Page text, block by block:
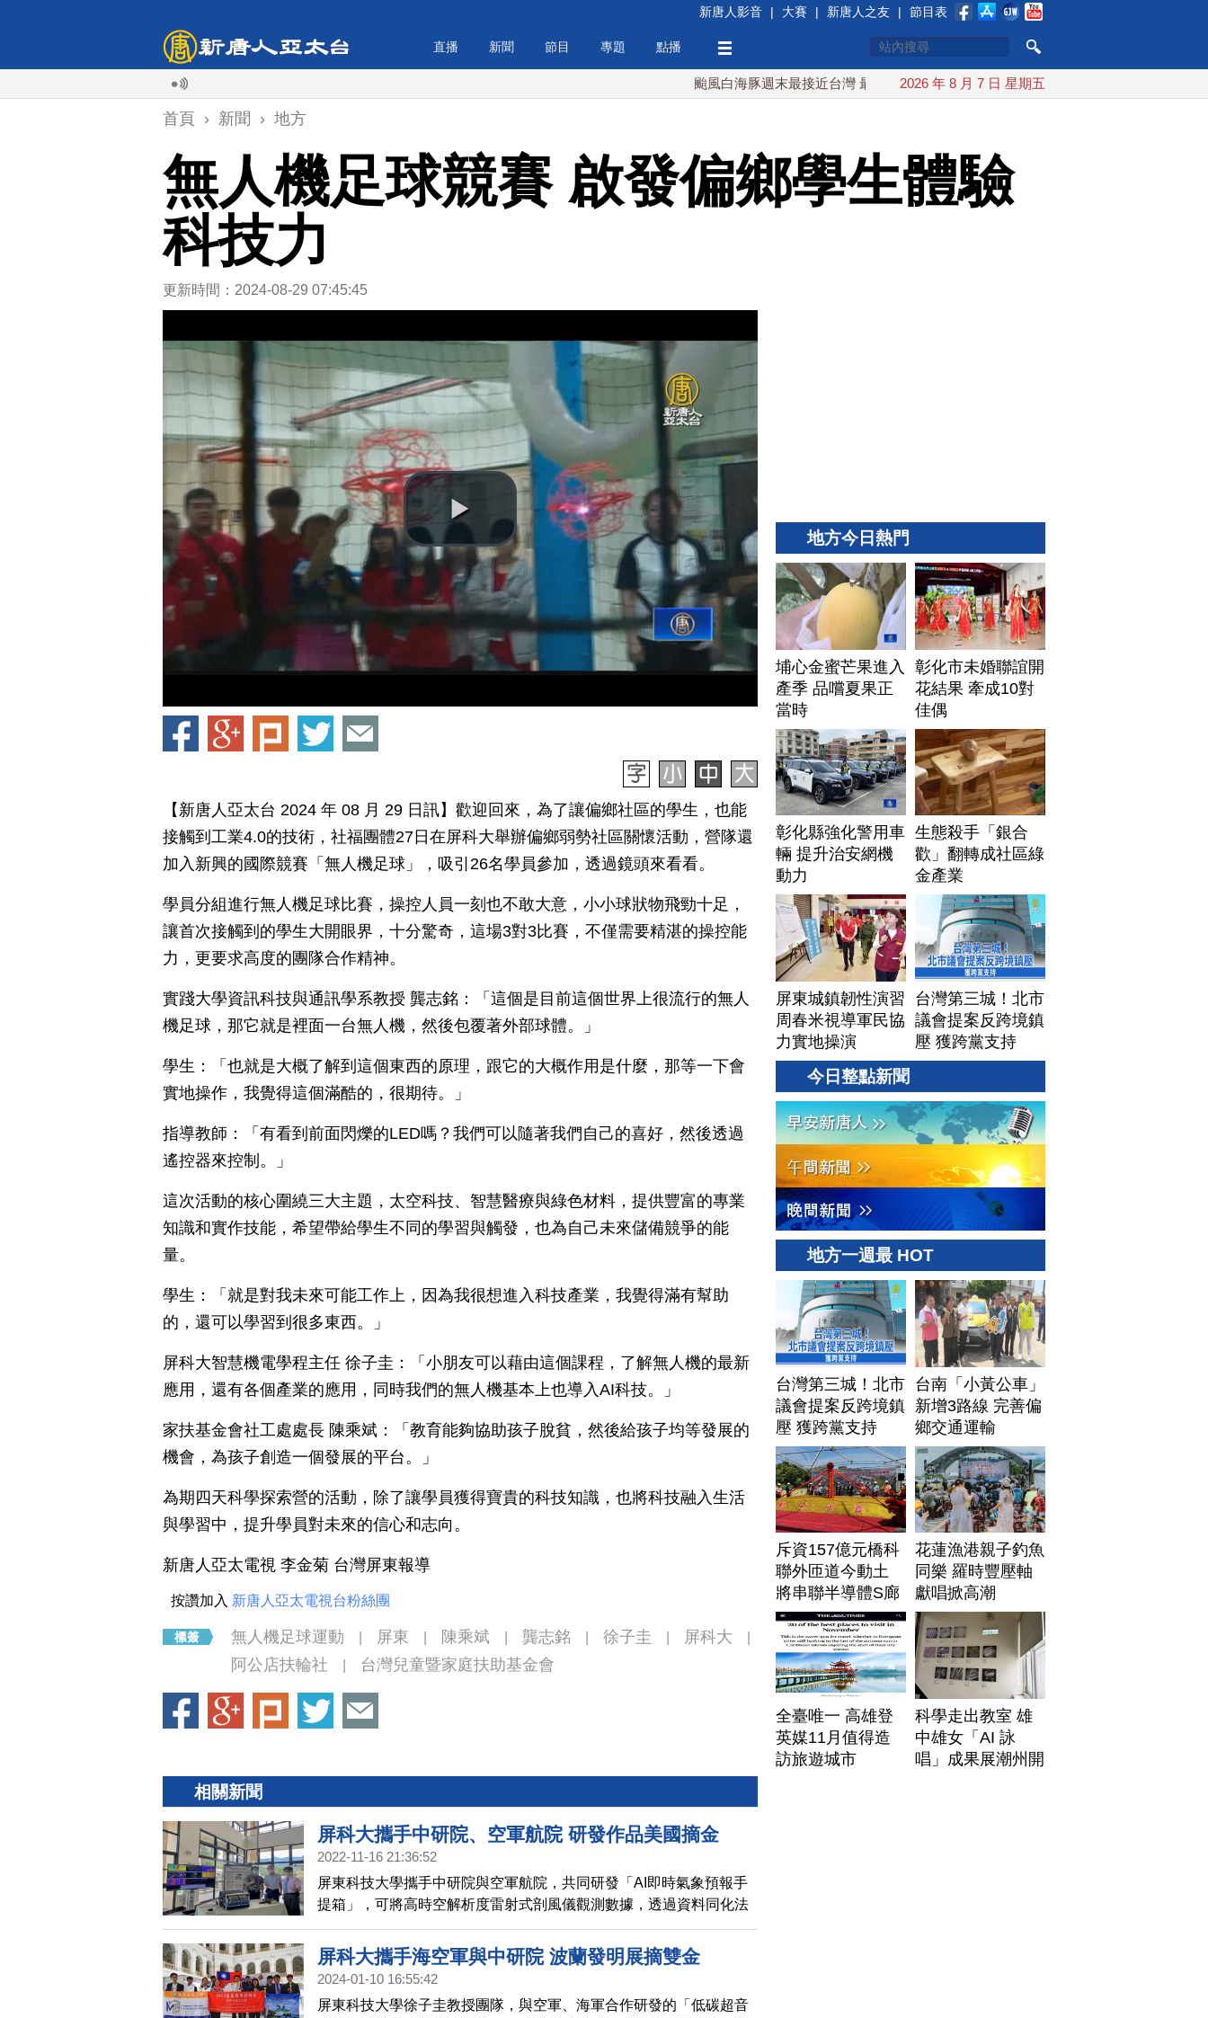
新唐人影音 | 大賽 | 新唐人之友 | 節目表
直播 新聞 節目 專題 點播
颱風白海豚週末最接近台灣 最快9日可能登陸中國 台灣漢光首結合城鎮演習 AIT連續發文
2026 年 8 月 7 日 星期五
首頁 › 新聞 › 地方
無人機足球競賽 啟發偏鄉學生體驗
科技力
更新時間：2024-08-29 07:45:45
【新唐人亞太台 2024 年 08 月 29 日訊】歡迎回來，為了讓偏鄉社區的學生，也能
接觸到工業4.0的技術，社福團體27日在屏科大舉辦偏鄉弱勢社區關懷活動，營隊還
加入新興的國際競賽「無人機足球」，吸引26名學員參加，透過鏡頭來看看。
學員分組進行無人機足球比賽，操控人員一刻也不敢大意，小小球狀物飛勁十足，
讓首次接觸到的學生大開眼界，十分驚奇，這場3對3比賽，不僅需要精湛的操控能
力，更要求高度的團隊合作精神。
實踐大學資訊科技與通訊學系教授 龔志銘：「這個是目前這個世界上很流行的無人
機足球，那它就是裡面一台無人機，然後包覆著外部球體。」
學生：「也就是大概了解到這個東西的原理，跟它的大概作用是什麼，那等一下會
實地操作，我覺得這個滿酷的，很期待。」
指導教師：「有看到前面閃爍的LED嗎？我們可以隨著我們自己的喜好，然後透過
遙控器來控制。」
這次活動的核心圍繞三大主題，太空科技、智慧醫療與綠色材料，提供豐富的專業
知識和實作技能，希望帶給學生不同的學習與觸發，也為自己未來儲備競爭的能
量。
學生：「就是對我未來可能工作上，因為我很想進入科技產業，我覺得滿有幫助
的，還可以學習到很多東西。」
屏科大智慧機電學程主任 徐子圭：「小朋友可以藉由這個課程，了解無人機的最新
應用，還有各個產業的應用，同時我們的無人機基本上也導入AI科技。」
家扶基金會社工處處長 陳乘斌：「教育能夠協助孩子脫貧，然後給孩子均等發展的
機會，為孩子創造一個發展的平台。」
為期四天科學探索營的活動，除了讓學員獲得寶貴的科技知識，也將科技融入生活
與學習中，提升學員對未來的信心和志向。
新唐人亞太電視 李金菊 台灣屏東報導
按讚加入 新唐人亞太電視台粉絲團
無人機足球運動 屏東 陳乘斌 龔志銘 徐子圭 屏科大
阿公店扶輪社 台灣兒童暨家庭扶助基金會
相關新聞
屏科大攜手中研院、空軍航院 研發作品美國摘金
2022-11-16 21:36:52
屏東科技大學攜手中研院與空軍航院，共同研發「AI即時氣象預報手
提箱」，可將高時空解析度雷射式剖風儀觀測數據，透過資料同化法
引入數值模式，應用於機場預報系統，可大幅提升對流降雨量及風場
預報，此項發明榮獲「國防部年度國防科技學術合作研究優質計畫
獎」及「2022美國達文西發明展」金牌殊榮。
屏科大攜手海空軍與中研院 波蘭發明展摘雙金
2024-01-10 16:55:42
屏東科技大學徐子圭教授團隊，與空軍、海軍合作研發的「低碳超音
地方今日熱門
埔心金蜜芒果進入
產季 品嚐夏果正
當時
彰化市未婚聯誼開
花結果 牽成10對
佳偶
彰化縣強化警用車
輛 提升治安網機
動力
生態殺手「銀合
歡」翻轉成社區綠
金產業
屏東城鎮韌性演習
周春米視導軍民協
力實地操演
台灣第三城！北市
議會提案反跨境鎮
壓 獲跨黨支持
今日整點新聞
地方一週最 HOT
台灣第三城！北市
議會提案反跨境鎮
壓 獲跨黨支持
台南「小黃公車」
新增3路線 完善偏
鄉交通運輸
斥資157億元橋科
聯外匝道今動土
將串聯半導體S廊
帶
花蓮漁港親子釣魚
同樂 羅時豐壓軸
獻唱掀高潮
全臺唯一 高雄登
英媒11月值得造
訪旅遊城市
科學走出教室 雄
中雄女「AI 詠
唱」成果展潮州開